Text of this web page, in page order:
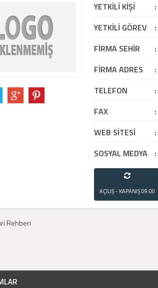
YETKİLİ KİŞİ :
YETKİLİ GÖREV :
FİRMA SEHİR :
FİRMA ADRES :
TELEFON :
FAX :
WEB SİTESİ :
SOSYAL MEDYA :
AÇILIŞ - KAPANIŞ09:00
- 21:00